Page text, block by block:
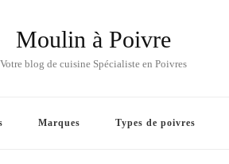
Moulin à Poivre
Votre blog de cuisine Spécialiste en Poivres
Marques Types de poivres